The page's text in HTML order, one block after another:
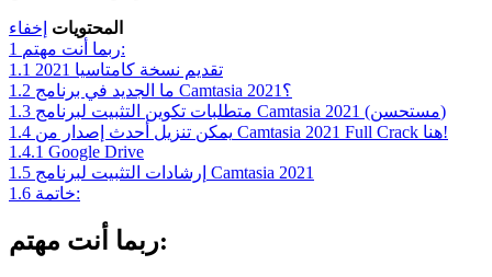
المحتويات إخفاء
1
ربما أنت مهتم:
1.1
تقديم نسخة كامتاسيا 2021
1.2
ما الجديد في برنامج Camtasia 2021؟
1.3
متطلبات تكوين التثبيت لبرنامج Camtasia 2021 (مستحسن)
1.4
يمكن تنزيل أحدث إصدار من Camtasia 2021 Full Crack هنا!
1.4.1 Google Drive
1.5
إرشادات التثبيت لبرنامج Camtasia 2021
1.6
خاتمة:
ربما أنت مهتم: